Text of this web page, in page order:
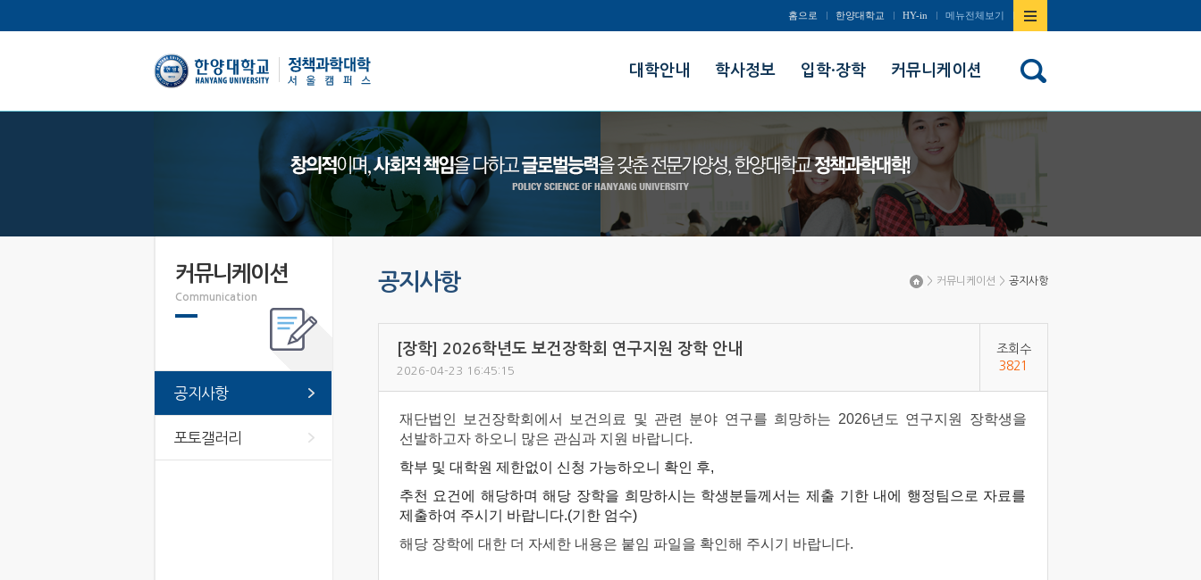
홈으로 한양대학교 HY-in 메뉴전체보기
대학안내 학사정보 입학·장학 커뮤니케이션
> 커뮤니케이션 > 공지사항
커뮤니케이션
Communication
공지사항
포토갤러리
공지사항
[장학] 2026학년도 보건장학회 연구지원 장학 안내
2026-04-23 16:45:15
조회수
3821
재단법인 보건장학회에서 보건의료 및 관련 분야 연구를 희망하는 2026년도 연구지원 장학생을
선발하고자 하오니 많은 관심과 지원 바랍니다.
학부 및 대학원 제한없이 신청 가능하오니 확인 후,
추천 요건에 해당하며 해당 장학을 희망하시는 학생분들께서는 제출 기한 내에 행정팀으로 자료를
제출하여 주시기 바랍니다.(기한 엄수)
해당 장학에 대한 더 자세한 내용은 붙임 파일을 확인해 주시기 바랍니다.